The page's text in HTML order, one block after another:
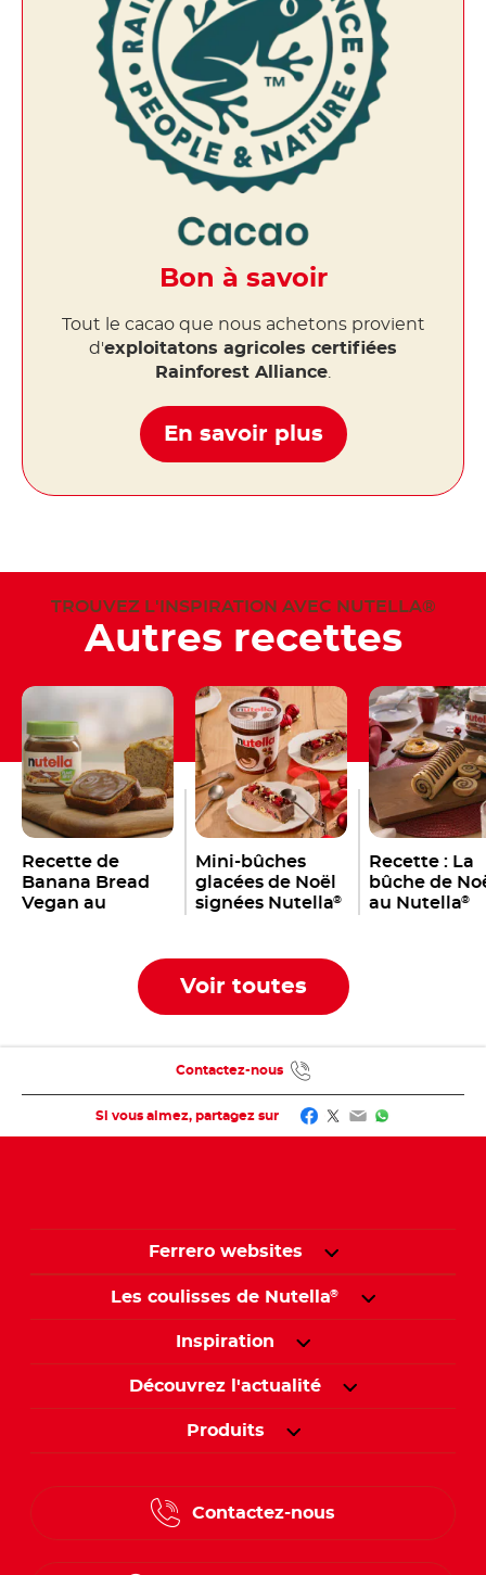
Bon à savoir
Tout le cacao que nous achetons provient
d'exploitatons agricoles certifiées
Rainforest Alliance
En savoir plus
TROUVEZ L'INSPIRATION AVEC NUTELLA®
Autres recettes
Recette de
Banana Bread
Vegan au
Mini-bûches
glacées de Noël
signées Nutella®
Recette : La
bûche de
au Nutella®
Voir toutes
Si vous aimez, partagez sur Facebook
Twitter
EmailWhatsApp
Contactez-nous
Ferrero websites
Les coulisses de Nutella®
Inspiration
Découvrez l'actualité
Produits
Contactez-nous